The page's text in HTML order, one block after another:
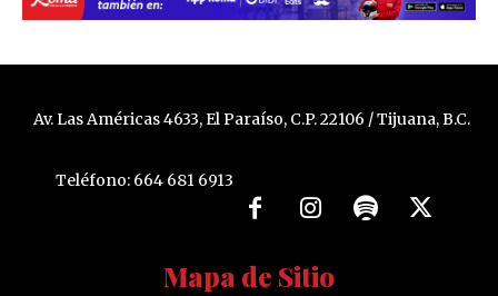
Av. Las Américas 4633, El Paraíso, C.P. 22106 / Tijuana, B.C.
Teléfono: 664 681 6913
Mapa de Sitio